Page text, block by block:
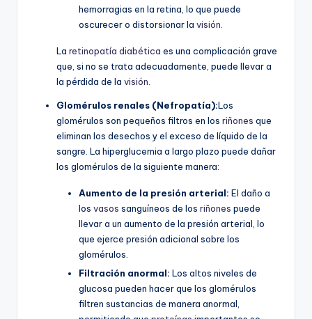
hemorragias en la retina, lo que puede
oscurecer o distorsionar la visión
La retinopatía diabética es una complicación grave
que, si no se trata adecuadamente, puede llevar a
la pérdida de la visión
Glomérulos renales (Nefropatía):Los
glomérulos son pequeños filtros en los riñones que
eliminan los desechos y el exceso de líquido de la
sangre. La hiperglucemia a largo plazo puede dañar
los glomérulos de la siguiente manera:
Aumento de la presión arterial: El daño a
los vasos sanguíneos de los riñones puede
llevar a un aumento de la presión arterial, lo
que ejerce presión adicional sobre los
glomérulos.
Filtración anormal: Los altos niveles de
glucosa pueden hacer que los glomérulos
filtren sustancias de manera anormal,